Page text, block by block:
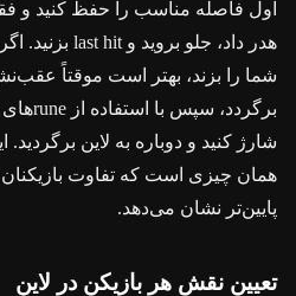
شارژ کنید و دوباره به لاین
پایین‌تر نشان می‌دهد.
تعیین نقش هر بازیکن در لاین